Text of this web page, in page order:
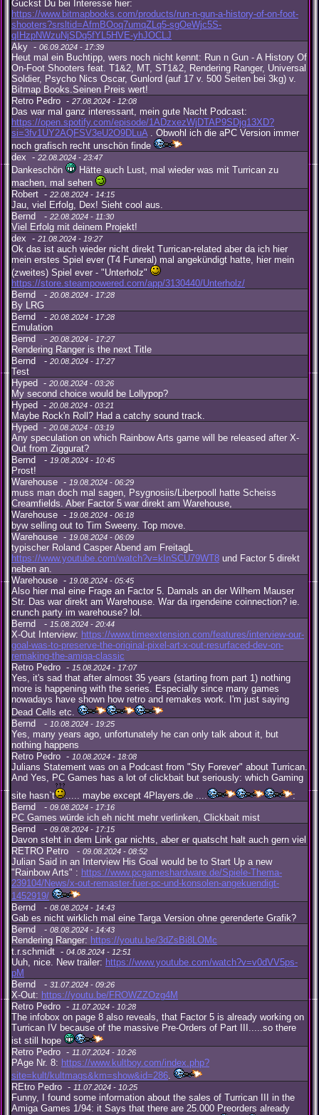
Guckst Du bei Interesse hier:
https://www.bitmapbooks.com/products/run-n-gun-a-history-of-on-foot-
shooters?srsltid=AfmBOoq7umqZLq5-sgOeWjc5S-
qIHzpNWzuNjSDq5fYL5HVE-yhJOCLJ
Aky - 06.09.2024 - 17:39
Heut mal ein Buchtipp, wers noch nicht kennt: Run n Gun - A History Of
On-Foot Shooters feat. T1&2, MT, ST1&2, Rendering Ranger, Universal
Soldier, Psycho Nics Oscar, Gunlord (auf 17 v. 500 Seiten bei 3kg) v.
Bitmap Books.Seinen Preis wert!
Retro Pedro - 27.08.2024 - 12:08
Das war mal ganz interessant, mein gute Nacht Podcast:
https://open.spotify.com/episode/1ADzxezWjDTAP9SDjg13XD?
si=3fv1UY2AQFSV3eU2O9DLuA. Obwohl ich die aPC Version immer
noch grafisch recht unschön finde
dex - 22.08.2024 - 23:47
Dankeschön
Hätte auch Lust, mal wieder was mit Turrican zu
machen, mal sehen
Robert - 22.08.2024 - 14:15
Jau, viel Erfolg, Dex! Sieht cool aus.
Bernd - 22.08.2024 - 11:30
Viel Erfolg mit deinem Projekt!
dex - 21.08.2024 - 19:27
Ok das ist auch wieder nicht direkt Turrican-related aber da ich hier
mein erstes Spiel ever (T4 Funeral) mal angekündigt hatte, hier mein
(zweites) Spiel ever - "Unterholz"
https://store.steampowered.com/app/3130440/Unterholz/
Bernd - 20.08.2024 - 17:28
By LRG
Bernd - 20.08.2024 - 17:28
Emulation
Bernd - 20.08.2024 - 17:27
Rendering Ranger is the next Title
Bernd - 20.08.2024 - 17:27
Test
Hyped - 20.08.2024 - 03:26
My second choice would be Lollypop?
Hyped - 20.08.2024 - 03:21
Maybe Rock'n Roll? Had a catchy sound track.
Hyped - 20.08.2024 - 03:19
Any speculation on which Rainbow Arts game will be released after X-
Out from Ziggurat?
Bernd - 19.08.2024 - 10:45
Prost!
Warehouse - 19.08.2024 - 06:29
muss man doch mal sagen, Psygnosiis/Liberpooll hatte Scheiss
Creamfields. Aber Factor 5 war direkt am Warehouse,
Warehouse - 19.08.2024 - 06:18
byw selling out to Tim Sweeny. Top move.
Warehouse - 19.08.2024 - 06:09
typischer Roland Casper Abend am FreitagL
https://www.youtube.com/watch?v=kInSCU79WT8 und Factor 5 direkt
neben an.
Warehouse - 19.08.2024 - 05:45
Also hier mal eine Frage an Factor 5. Damals an der Wilhem Mauser
Str. Das war direkt am Warehouse. War da irgendeine coinnection? ie.
crunch party im warehouse? lol.
Bernd - 15.08.2024 - 20:44
X-Out Interview: https://www.timeextension.com/features/interview-our-
goal-was-to-preserve-the-original-pixel-art-x-out-resurfaced-dev-on-
remaking-the-amiga-classic
Retro Pedro - 15.08.2024 - 17:07
Yes, it's sad that after almost 35 years (starting from part 1) nothing
more is happening with the series. Especially since many games
nowadays have shown how retro and remakes work. I'm just saying
Dead Cells etc.
Bernd - 10.08.2024 - 19:25
Yes, many years ago, unfortunately he can only talk about it, but
nothing happens
Retro Pedro - 10.08.2024 - 18:08
Julians Statement was on a Podcast from "Sty Forever" about Turrican.
And Yes, PC Games has a lot of clickbait but seriously: which Gaming
site hasn`t
..... maybe except 4Players.de ....
:
Bernd - 09.08.2024 - 17:16
PC Games würde ich eh nicht mehr verlinken, Clickbait mist
Bernd - 09.08.2024 - 17:15
Davon steht in dem Link gar nichts, aber er quatscht halt auch gern viel
RETRO Petro - 09.08.2024 - 08:52
Julian Said in an Interview His Goal would be to Start Up a new
"Rainbow Arts" : https://www.pcgameshardware.de/Spiele-Thema-
239104/News/x-out-remaster-fuer-pc-und-konsolen-angekuendigt-
1452919/
Bernd - 08.08.2024 - 14:43
Gab es nicht wirklich mal eine Targa Version ohne gerenderte Grafik?
Bernd - 08.08.2024 - 14:43
Rendering Ranger: https://youtu.be/3dZsBi8LOMc
t.r.schmidt - 04.08.2024 - 12:51
Uuh, nice. New trailer: https://www.youtube.com/watch?v=v0dVV5ps-
pM
Bernd - 31.07.2024 - 09:26
X-Out: https://youtu.be/FROWZZOzg4M
Retro Pedro - 11.07.2024 - 10:28
The infobox on page 8 also reveals, that Factor 5 is already working on
Turrican IV because of the massive Pre-Orders of Part III.....so there
ist still hope
Retro Pedro - 11.07.2024 - 10:26
PAge Nr. 8: https://www.kultboy.com/index.php?
site=kult/kultmags&km=show&id=286.
REtro Pedro - 11.07.2024 - 10:25
Funny, I found some information about the sales of Turrican III in the
Amiga Games 1/94: it Says that there are 25.000 Preorders already